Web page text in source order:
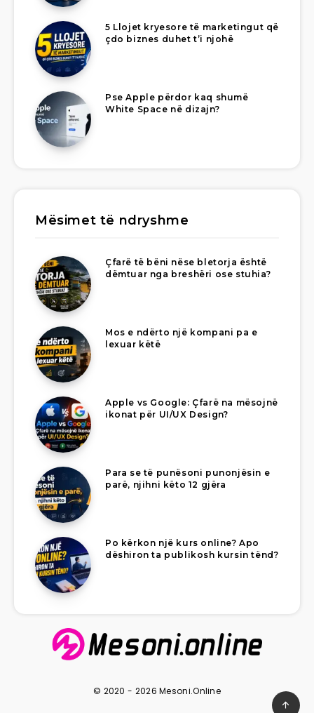
5 Llojet kryesore të marketingut që
çdo biznes duhet t’i njohë
Pse Apple përdor kaq shumë
White Space në dizajn?
Mësimet të ndryshme
Çfarë të bëni nëse bletorja është
dëmtuar nga breshëri ose stuhia?
Mos e ndërto një kompani pa e
lexuar këtë
Apple vs Google: Çfarë na mësojnë
ikonat për UI/UX Design?
Para se të punësoni punonjësin e
parë, njihni këto 12 gjëra
Po kërkon një kurs online? Apo
dëshiron ta publikosh kursin tënd?
© 2020 - 2026 Mesoni.Online